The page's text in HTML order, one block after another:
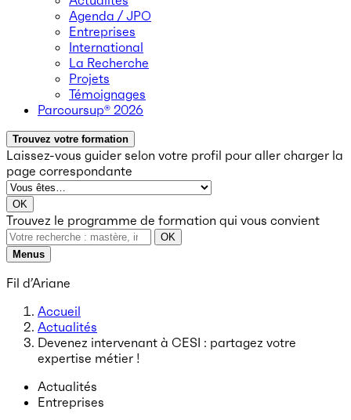
Agenda / JPO
Entreprises
International
La Recherche
Projets
Témoignages
Parcoursup® 2026
Trouvez votre formation
Laissez-vous guider selon votre profil pour aller charger la
page correspondante
OK
Trouvez le programme de formation qui vous convient
OK
Menus
Fil d’Ariane
Accueil
Actualités
Devenez intervenant à CESI : partagez votre
expertise métier !
Actualités
Entreprises